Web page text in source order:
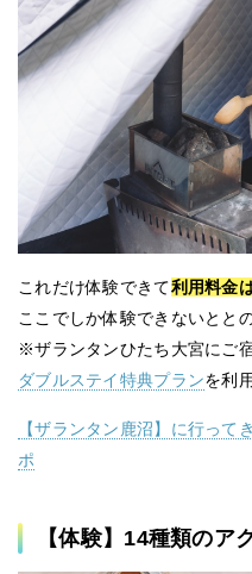
これだけ体験できて利用料金
ここでしか体験できないとと
※ザランタンひたち大宮にご
ダブルステイ特典プランを利
【ザランタン鹿沼】に行って
ポ
【体験】14種類のア